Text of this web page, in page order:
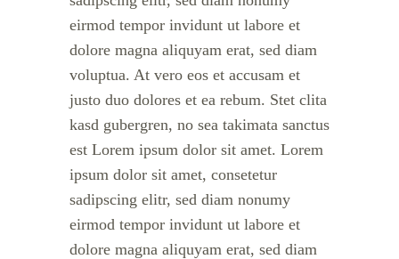
eirmod tempor invidunt ut labore et
dolore magna aliquyam erat, sed diam
voluptua. At vero eos et accusam et
justo duo dolores et ea rebum. Stet clita
kasd gubergren, no sea takimata sanctus
est Lorem ipsum dolor sit amet. Lorem
ipsum dolor sit amet, consetetur
sadipscing elitr, sed diam nonumy
eirmod tempor invidunt ut labore et
dolore magna aliquyam erat, sed diam